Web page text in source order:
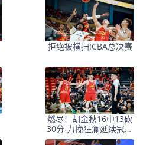
拒绝被横扫!CBA总决赛
燃尽！胡金秋16中13砍
30分 力挽狂澜延续冠军
悬念